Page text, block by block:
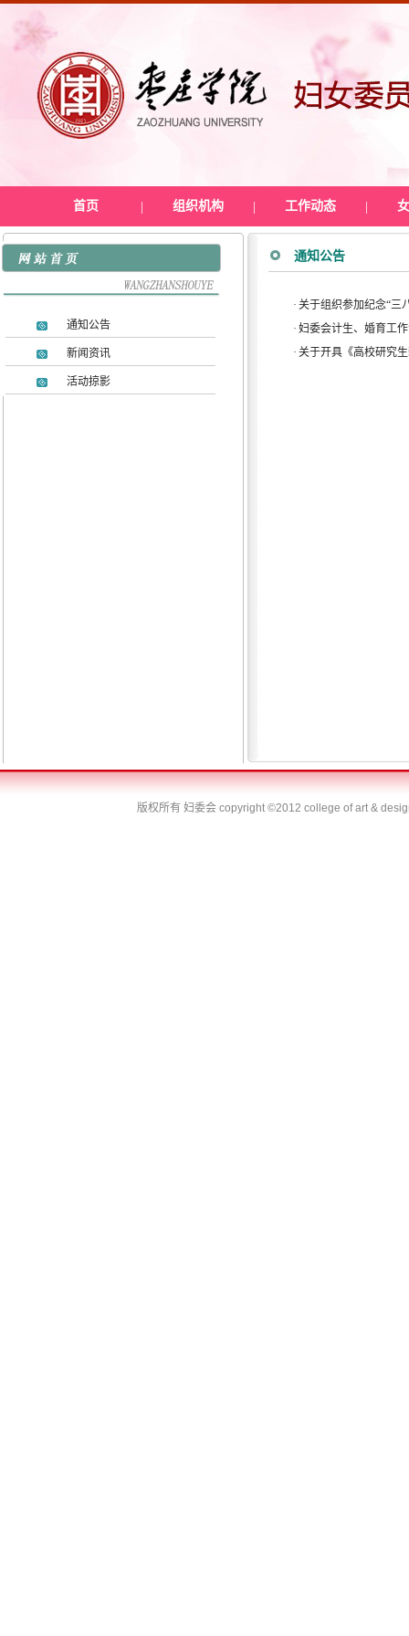
首页 | 组织机构 | 工作动态 |
通知公告
新闻资讯
活动掠影
通知公告
· 关于组织参加纪念“三
· 妇委会计生、婚育工
· 关于开具《高校研究
版权所有 妇委会 copyright ©2012 college of art &